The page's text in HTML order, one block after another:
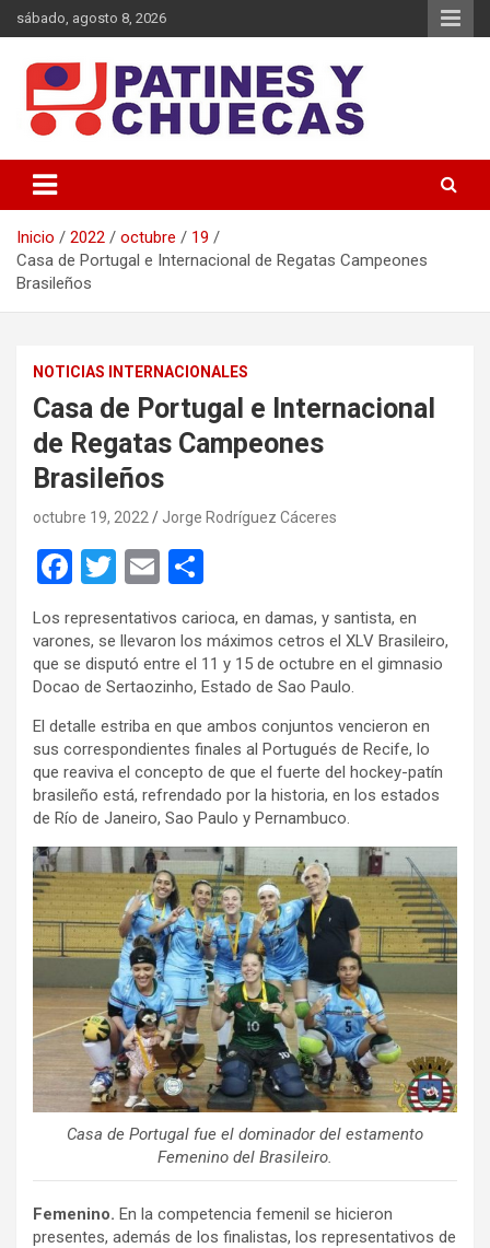
Saltar
al
sábado, agosto 8, 2026
Patines y Chuecas
Inicio 2022 octubre
19
Casa de Portugal e Internacional de Regatas Campeones
Brasileños
NOTICIAS INTERNACIONALES
Casa de Portugal e Internacional
de Regatas Campeones
Brasileños
octubre 19, 2022 Jorge Rodríguez Cáceres
F
ce
b
o
o
k
T
wi
tt
er
E
ail
o
m
p
ar
tir
Los representativos carioca, en damas, y santista, en
varones, se llevaron los máximos cetros el XLV Brasileiro,
que se disputó entre el 11 y 15 de octubre en el gimnasio
Docao de Sertaozinho, Estado de Sao Paulo.
El detalle estriba en que ambos conjuntos vencieron en
sus correspondientes finales al Portugués de Recife, lo
que reaviva el concepto de que el fuerte del hockey-patín
brasileño está, refrendado por la historia, en los estados
de Río de Janeiro, Sao Paulo y Pernambuco.
Casa de Portugal fue el dominador del estamento
Femenino del Brasileiro.
Femenino. En la competencia femenil se hicieron
presentes, además de los finalistas, los representativos de